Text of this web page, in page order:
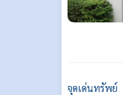
จุดเด่นทรัพย์